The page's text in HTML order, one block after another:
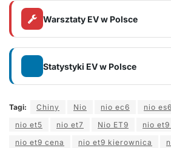
Warsztaty EV w Polsce
Statystyki EV w Polsce
Tagi: Chiny Nio nio ec6 nio es6
nio et5
nio et7 Nio ET9
nio
nio et9 cena
nio et9 kierownica